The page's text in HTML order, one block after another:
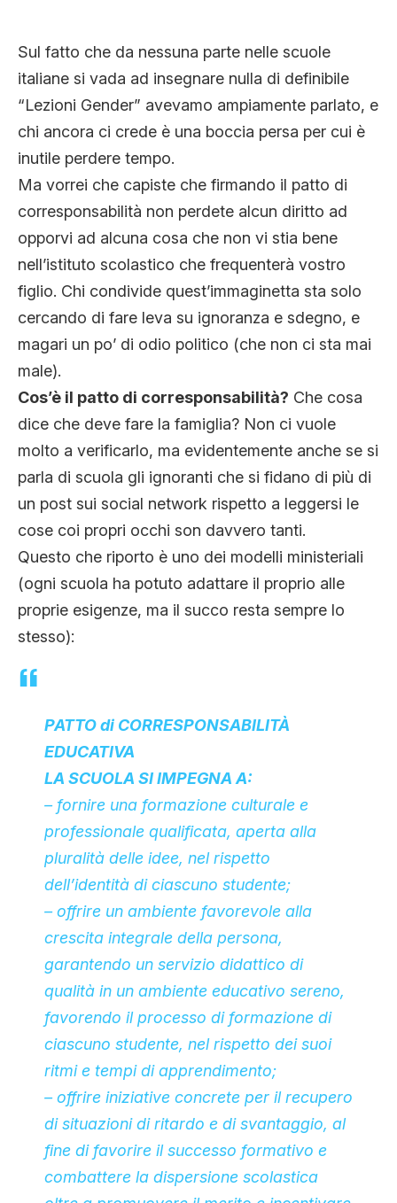
Sul fatto che da nessuna parte nelle scuole
italiane si vada ad insegnare nulla di definibile
“Lezioni Gender” avevamo ampiamente parlato, e
chi ancora ci crede è una boccia persa per cui è
inutile perdere tempo.
Ma vorrei che capiste che firmando il patto di
corresponsabilità non perdete alcun diritto ad
opporvi ad alcuna cosa che non vi stia bene
nell’istituto scolastico che frequenterà vostro
figlio. Chi condivide quest’immaginetta sta solo
cercando di fare leva su ignoranza e sdegno, e
magari un po’ di odio politico (che non ci sta mai
male).
Cos’è il patto di corresponsabilità? Che cosa
dice che deve fare la famiglia? Non ci vuole
molto a verificarlo, ma evidentemente anche se si
parla di scuola gli ignoranti che si fidano di più di
un post sui social network rispetto a leggersi le
cose coi propri occhi son davvero tanti.
Questo che riporto è uno dei modelli ministeriali
(ogni scuola ha potuto adattare il proprio alle
proprie esigenze, ma il succo resta sempre lo
stesso):
PATTO di CORRESPONSABILITÀ
EDUCATIVA
LA SCUOLA SI IMPEGNA A:
– fornire una formazione culturale e
professionale qualificata, aperta alla
pluralità delle idee, nel rispetto
dell’identità di ciascuno studente;
– offrire un ambiente favorevole alla
crescita integrale della persona,
garantendo un servizio didattico di
qualità in un ambiente educativo sereno,
favorendo il processo di formazione di
ciascuno studente, nel rispetto dei suoi
ritmi e tempi di apprendimento;
– offrire iniziative concrete per il recupero
di situazioni di ritardo e di svantaggio, al
fine di favorire il successo formativo e
combattere la dispersione scolastica